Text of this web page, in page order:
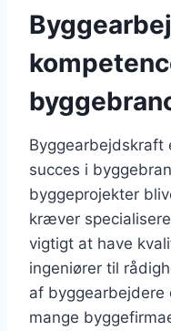
Byggearbejdskraft
succes i
byggeprojekter
kræver
vigtigt at have
ingeniører til
af
mange